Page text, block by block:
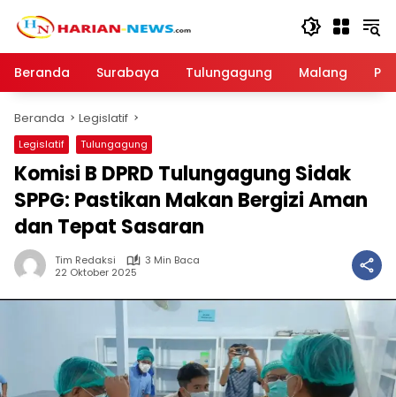
Beranda
Surabaya Tulungagung Malang
Beranda Legislatif
Legislatif Tulungagung
Komisi B DPRD Tulungagung Sidak
SPPG: Pastikan Makan Bergizi Aman
dan Tepat Sasaran
Tim Redaksi
3 Min Baca
22 Oktober 2025